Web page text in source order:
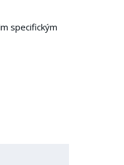
specifickým